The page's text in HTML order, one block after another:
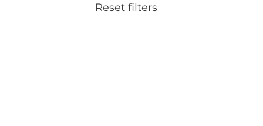
Reset filters